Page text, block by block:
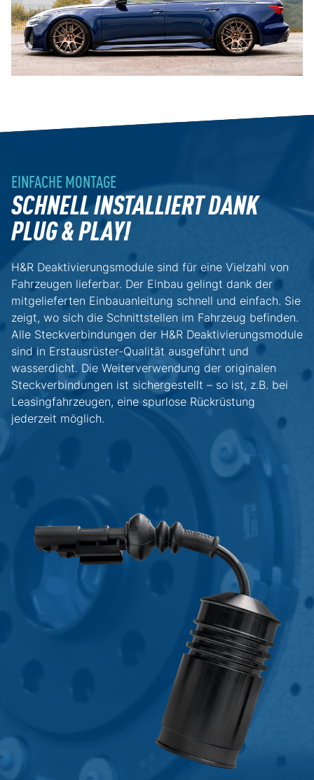
EINFACHE MONTAGE
SCHNELL INSTALLIERT DANK
PLUG & PLAY!
H&R Deaktivierungsmodule sind für eine Vielzahl von
Fahrzeugen lieferbar. Der Einbau gelingt dank der
mitgelieferten Einbauanleitung schnell und einfach. Sie
zeigt, wo sich die Schnittstellen im Fahrzeug befinden.
Alle Steckverbindungen der H&R Deaktivierungsmodule
sind in Erstausrüster-Qualität ausgeführt und
wasserdicht. Die Weiterverwendung der originalen
Steckverbindungen ist sichergestellt – so ist, z.B. bei
Leasingfahrzeugen, eine spurlose Rückrüstung
jederzeit möglich.